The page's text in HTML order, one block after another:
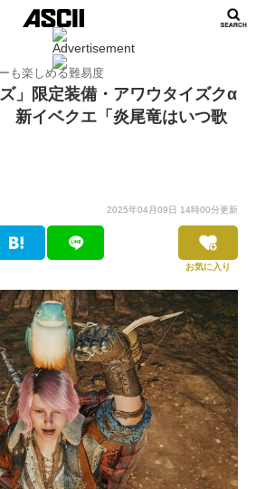
も楽しめる難易度
」限定装備・アワウタイズクα
新イベクエ「炎尾竜はいつ歌
2025年04月09日 14時00分更新
お気に入り